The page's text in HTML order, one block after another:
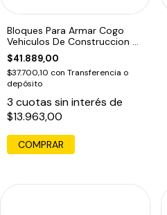
Bloques Para Armar Cogo
Vehiculos De Construccion 3
En 1 220 3029
$41.889,00
$37.700,10 con Transferencia o
depósito
3 cuotas sin interés de
$13.963,00